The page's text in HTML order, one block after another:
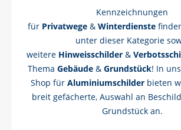
Kennzeichnungen
für Privatwege & Winterdienste
unter dieser Kategorie
weitere Hinweisschilder&
Thema Gebäude & Grundstück! In
Shop für Aluminiumschilder bieten
breit gefächerte, Auswahl an
Grundstück an.